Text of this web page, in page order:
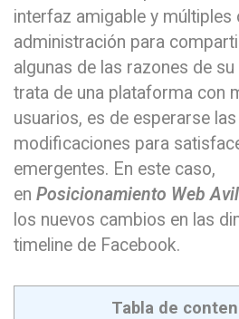
interfaz amigable y múltiples
administración para
algunas de las razones de
trata de una plataforma con
usuarios, es de esperarse
modificaciones para
emergentes. En este caso,
en Posicionamiento Web
los nuevos cambios en las
timeline de Facebook.
Tabla de